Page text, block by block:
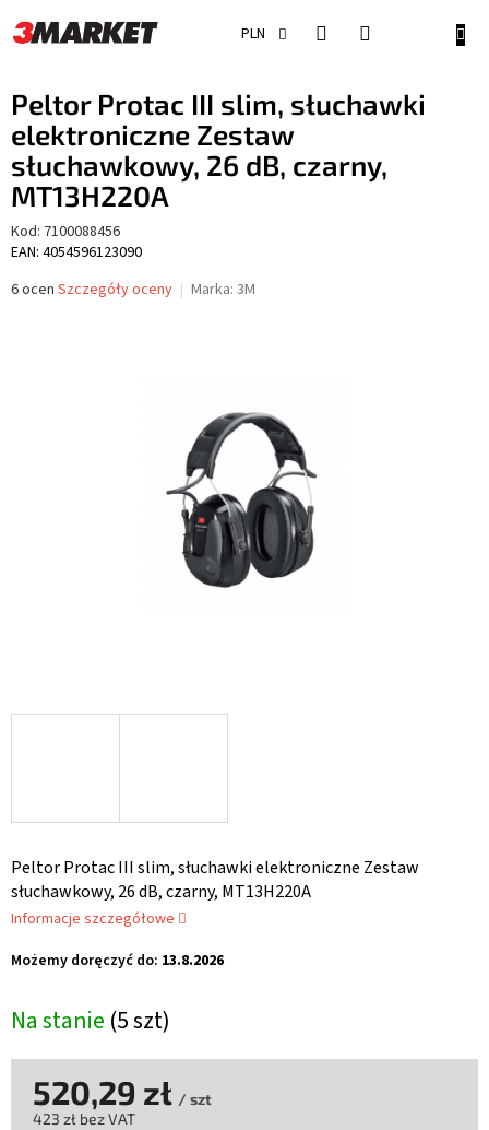
do
treści
PLN
Peltor Protac III slim, słuchawki
elektroniczne Zestaw
słuchawkowy, 26 dB, czarny,
MT13H220A
Kod: 7100088456
EAN: 4054596123090
Średnia
6 ocen Szczegóły oceny Marka: 3M
Na stanie (5 szt)
Możemy doręczyć do: 13.8.2026
Peltor Protac III slim, słuchawki elektroniczne Zestaw
słuchawkowy, 26 dB, czarny, MT13H220A
Informacje szczegółowe
520,29 zł / szt
423 zł bez VAT